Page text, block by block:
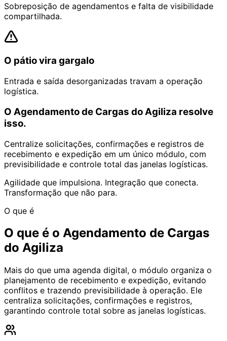
Sobreposição de agendamentos e falta de visibilidade
compartilhada.
O pátio vira gargalo
Entrada e saída desorganizadas travam a operação
logística.
O Agendamento de Cargas do Agiliza resolve
isso.
Centralize solicitações, confirmações e registros de
recebimento e expedição em um único módulo, com
previsibilidade e controle total das janelas logísticas.
Agilidade que impulsiona. Integração que conecta.
Transformação que não para.
O que é
O que é o Agendamento de Cargas
do Agiliza
Mais do que uma agenda digital, o módulo organiza o
planejamento de recebimento e expedição, evitando
conflitos e trazendo previsibilidade à operação. Ele
centraliza solicitações, confirmações e registros,
garantindo controle total sobre as janelas logísticas.